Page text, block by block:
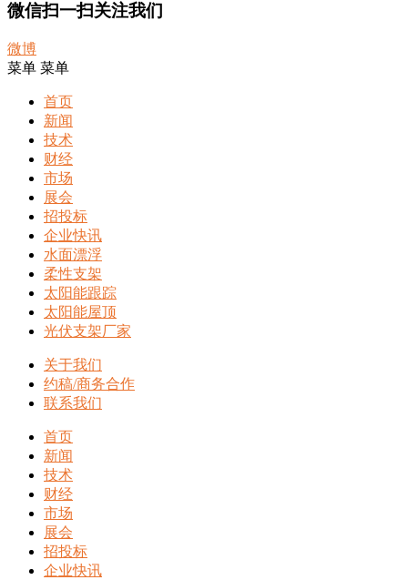
微信扫一扫关注我们
微博
菜单 菜单
首页
新闻
技术
财经
市场
展会
招投标
企业快讯
水面漂浮
柔性支架
太阳能跟踪
太阳能屋顶
光伏支架厂家
关于我们
约稿/商务合作
联系我们
首页
新闻
技术
财经
市场
展会
招投标
企业快讯